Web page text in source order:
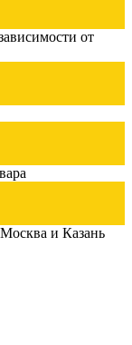
от
и Казань